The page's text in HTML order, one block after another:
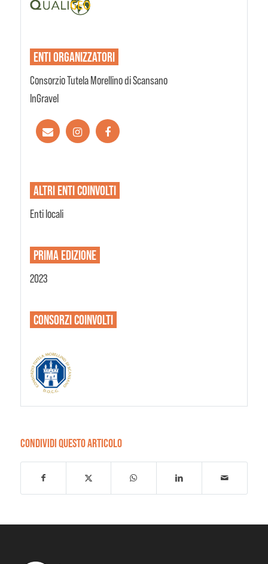
ENTIORGANIZZATORI
Consorzio Tutela Morellino di Scansano
InGravel
ALTRI ENTICOINVOLTI
Enti locali
PRIMA EDIZIONE
2023
CONSORZICOINVOLTI
CONDIVIDI QUESTO ARTICOLO